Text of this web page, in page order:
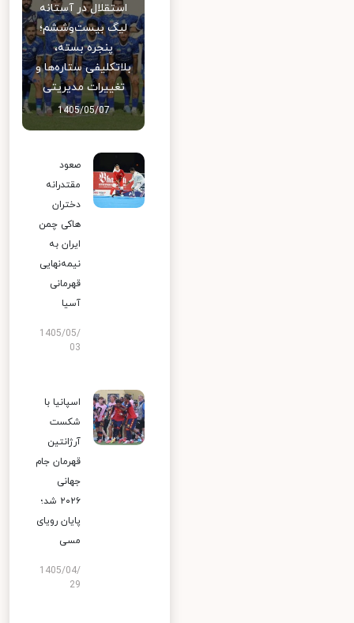
استقلال در آستانه
لیگ بیست‌وششم؛
پنجره بسته،
بلاتکلیفی ستاره‌ها و
تغییرات مدیریتی
1405/05/07
صعود
مقتدرانه
دختران
هاکی چمن
ایران به
نیمه‌نهایی
قهرمانی
آسیا
1405/05/
03
اسپانیا با
شکست
آرژانتین
قهرمان جام
جهانی
۲۰۲۶ شد؛
پایان رویای
مسی
1405/04/
29